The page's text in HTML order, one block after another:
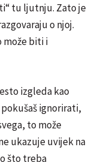
tu ljutnju. Zato je
o njoj.
može biti i
izgleda kao
ignorirati,
to može
ukazuje uvijek na
što treba